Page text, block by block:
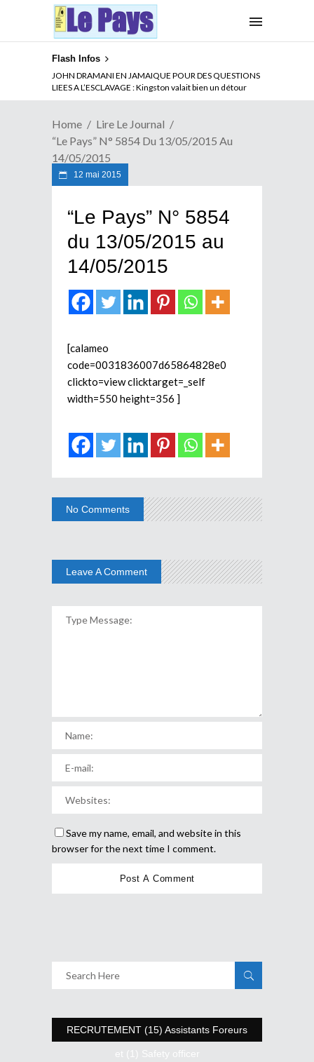
Flash Infos
JOHN DRAMANI EN JAMAIQUE POUR DES QUESTIONS
LIEES A L’ESCLAVAGE : Kingston valait bien un détour
Home
Lire Le Journal
“Le Pays” N° 5854 Du 13/05/2015 Au
14/05/2015
12 mai 2015
“Le Pays” N° 5854
du 13/05/2015 au
14/05/2015
[calameo
code=0031836007d65864828e0
clickto=view clicktarget=_self
width=550 height=356 ]
No Comments
Leave A Comment
Save my name, email, and website in this
browser for the next time I comment.
RECRUTEMENT (15) Assistants Foreurs
et (1) Safety officer